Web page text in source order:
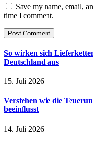
Save my name, email,
time I comment.
So wirken sich
Deutschland aus
15. Juli 2026
Verstehen wie die
beeinflusst
14. Juli 2026